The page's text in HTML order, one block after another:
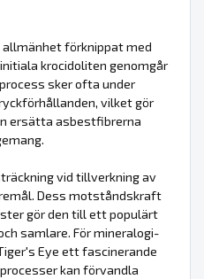
allmänhet förknippat med
krocidoliten genomgår
sker ofta under
vilket gör
ersätta asbestfibrerna
vid tillverkning av
Dess motståndskraft
gör den till ett populärt
samlare. För mineralogi-
Eye ett fascinerande
kan förvandla